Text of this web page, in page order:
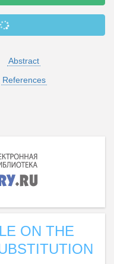
Abstract
References
ON THE